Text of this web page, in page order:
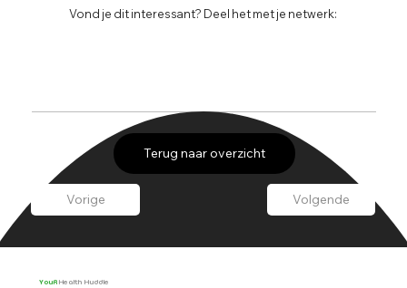
Vond je dit interessant? Deel het met je netwerk:
Terug naar overzicht
Vorige Volgende
YouR Health Huddle